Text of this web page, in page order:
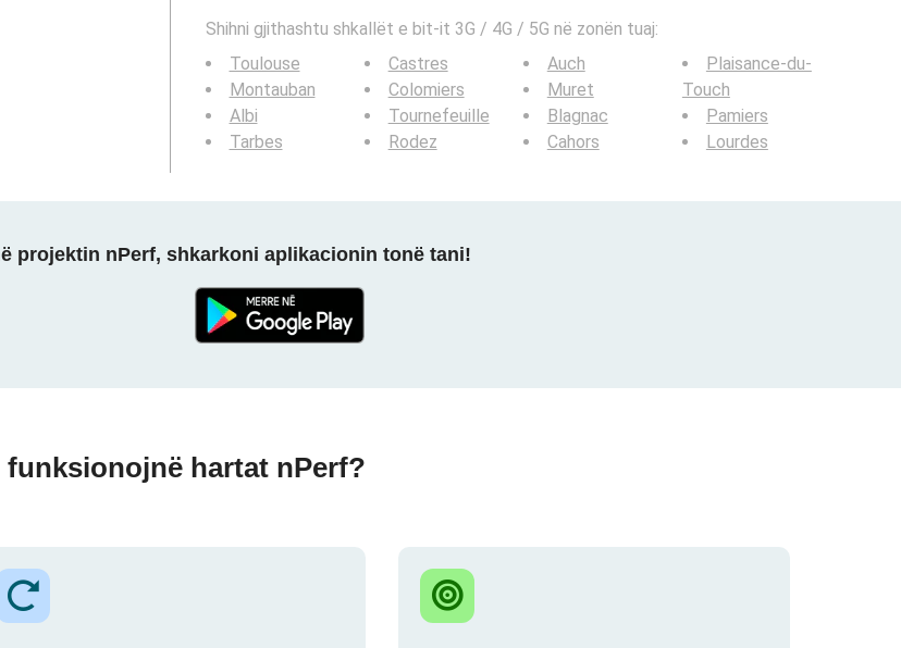
Shihni gjithashtu shkallët e bit-it 3G / 4G / 5G në zonën tuaj:
Toulouse
Montauban
Albi
Tarbes
Castres
Colomiers
Tournefeuille
Rodez
Auch
Muret
Blagnac
Cahors
Plaisance-du-
Touch
Pamiers
Lourdes
projektin nPerf, shkarkoni aplikacionin tonë tani!
funksionojnë hartat nPerf?